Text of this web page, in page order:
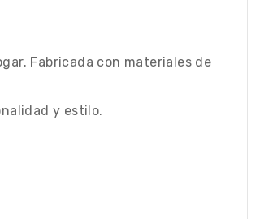
Fabricada con materiales de
y estilo.